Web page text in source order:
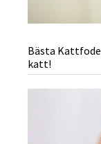
Bästa
katt!